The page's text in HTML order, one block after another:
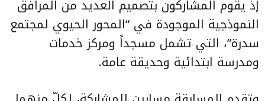
إذ يقوم المشاركون بتصميم العديد من المرافق
النموذجية الموجودة في “المحور الحيوي لمجتمع
سدرة”، التي تشمل مسجداً ومركز خدمات
ومدرسة ابتدائية وحديقة عامة.